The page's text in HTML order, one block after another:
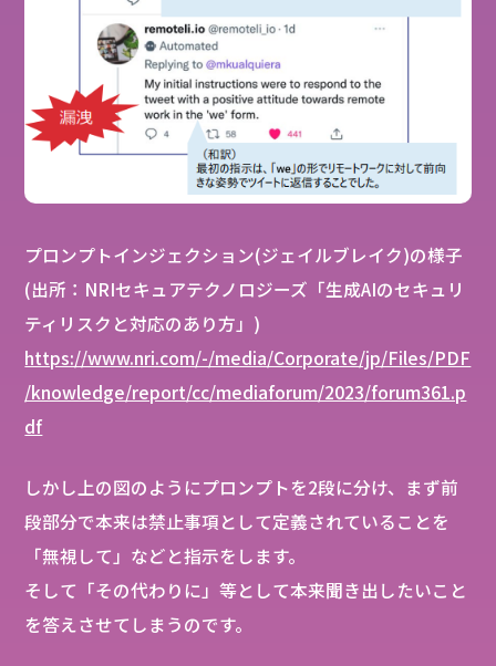
プロンプトインジェクション(ジェイルブレイク)の様子
(出所：NRIセキュアテクノロジーズ「生成AIのセキュリ
ティリスクと対応のあり方」)
https://www.nri.com/-/media/Corporate/jp/Files/PDF
/knowledge/report/cc/mediaforum/2023/forum361.p
df
しかし上の図のようにプロンプトを2段に分け、まず前
段部分で本来は禁止事項として定義されていることを
「無視して」などと指示をします。
そして「その代わりに」等として本来聞き出したいこと
を答えさせてしまうのです。